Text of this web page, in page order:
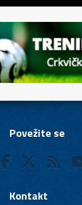
Povežite se
Kontakt